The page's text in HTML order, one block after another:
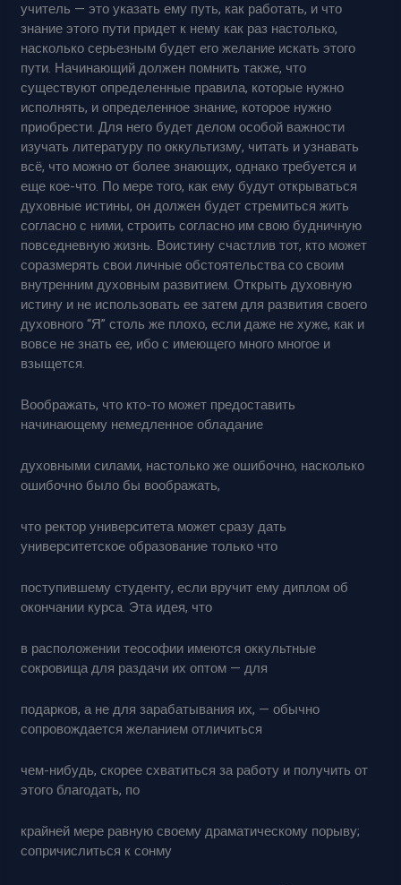
учитель — это указать ему путь, как работать, и что
знание этого пути придет к нему как раз настолько,
насколько серьезным будет его желание искать этого
пути. Начинающий должен помнить также, что
существуют определенные правила, которые нужно
исполнять, и определенное знание, которое нужно
приобрести. Для него будет делом особой важности
изучать литературу по оккультизму, читать и узнавать
всё, что можно от более знающих, однако требуется и
еще кое-что. По мере того, как ему будут открываться
духовные истины, он должен будет стремиться жить
согласно с ними, строить согласно им свою будничную
повседневную жизнь. Воистину счастлив тот, кто может
соразмерять свои личные обстоятельства со своим
внутренним духовным развитием. Открыть духовную
истину и не использовать ее затем для развития своего
духовного “Я” столь же плохо, если даже не хуже, как и
вовсе не знать ее, ибо с имеющего много многое и
взыщется.
Воображать, что кто-то может предоставить
начинающему немедленное обладание
духовными силами, настолько же ошибочно, насколько
ошибочно было бы воображать,
что ректор университета может сразу дать
университетское образование только что
поступившему студенту, если вручит ему диплом об
окончании курса. Эта идея, что
в расположении теософии имеются оккультные
сокровища для раздачи их оптом — для
подарков, а не для зарабатывания их, — обычно
сопровождается желанием отличиться
чем-нибудь, скорее схватиться за работу и получить от
этого благодать, по
крайней мере равную своему драматическому порыву;
сопричислиться к сонму